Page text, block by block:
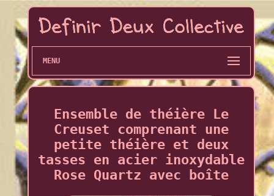
MENU
Ensemble de théière Le
Creuset comprenant une
petite théière et deux
tasses en acier inoxydable
Rose Quartz avec boîte